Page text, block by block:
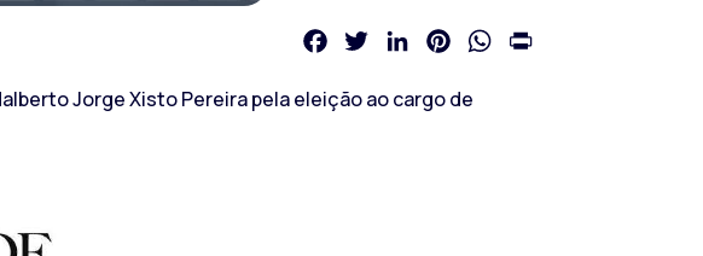
FacebookTwitterLinkedInPinterestWhatsApp
Jorge Xisto Pereira pela eleição ao cargo de